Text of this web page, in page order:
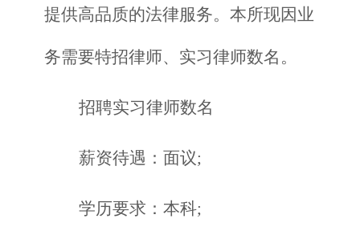
提供高品质的法律服务。本所现因业
务需要特招律师、实习律师数名。
招聘实习律师数名
薪资待遇：面议;
学历要求：本科;